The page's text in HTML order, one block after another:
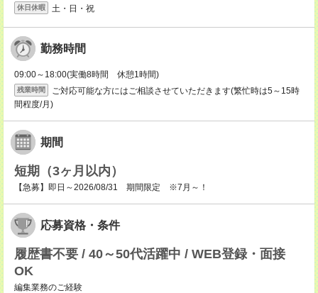
休日休暇 土・日・祝
勤務時間
09:00～18:00(実働8時間 休憩1時間)
残業時間
ご対応可能な方にはご相談させていただきます(繁忙時は5～15時
間程度/月)
期間
短期（3ヶ月以内）
【急募】即日～2026/08/31 期間限定 ※7月～！
応募資格・条件
履歴書不要 / 40～50代活躍中 / WEB登録・面接
OK
編集業務のご経験